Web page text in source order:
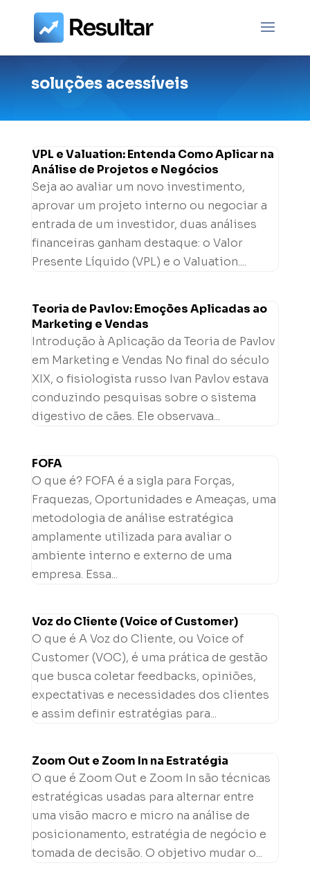
soluções acessíveis
VPL e Valuation: Entenda Como Aplicar na
Análise de Projetos e Negócios
Seja ao avaliar um novo investimento,
aprovar um projeto interno ou negociar a
entrada de um investidor, duas análises
financeiras ganham destaque: o Valor
Presente Líquido (VPL) e o Valuation....
Teoria de Pavlov: Emoções Aplicadas ao
Marketing e Vendas
Introdução à Aplicação da Teoria de Pavlov
em Marketing e Vendas No final do século
XIX, o fisiologista russo Ivan Pavlov estava
conduzindo pesquisas sobre o sistema
digestivo de cães. Ele observava...
FOFA
O que é? FOFA é a sigla para Forças,
Fraquezas, Oportunidades e Ameaças, uma
metodologia de análise estratégica
amplamente utilizada para avaliar o
ambiente interno e externo de uma
empresa. Essa...
Voz do Cliente (Voice of Customer)
O que é A Voz do Cliente, ou Voice of
Customer (VOC), é uma prática de gestão
que busca coletar feedbacks, opiniões,
expectativas e necessidades dos clientes
e assim definir estratégias para...
Zoom Out e Zoom In na Estratégia
O que é Zoom Out e Zoom In são técnicas
estratégicas usadas para alternar entre
uma visão macro e micro na análise de
posicionamento, estratégia de negócio e
tomada de decisão. O objetivo mudar o...